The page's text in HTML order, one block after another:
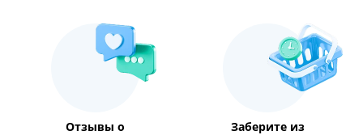
Отзывы о
Заберите из